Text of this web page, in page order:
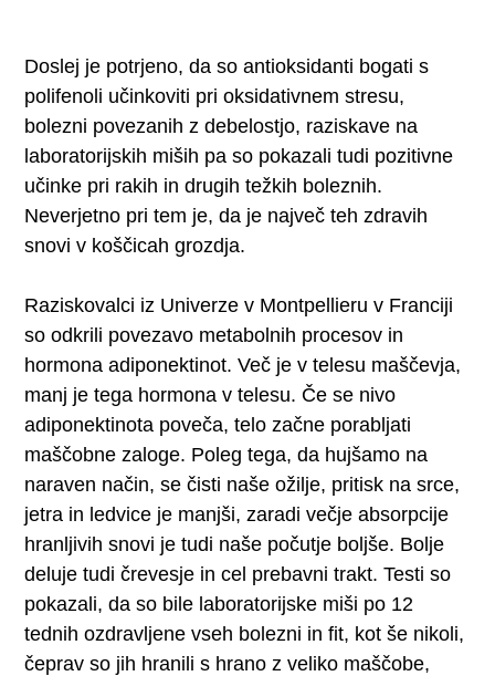
Doslej je potrjeno, da so antioksidanti bogati s
polifenoli učinkoviti pri oksidativnem stresu,
bolezni povezanih z debelostjo, raziskave na
laboratorijskih miših pa so pokazali tudi pozitivne
učinke pri rakih in drugih težkih boleznih.
Neverjetno pri tem je, da je največ teh zdravih
snovi v koščicah grozdja.
Raziskovalci iz Univerze v Montpellieru v Franciji
so odkrili povezavo metabolnih procesov in
hormona adiponektinot. Več je v telesu maščevja,
manj je tega hormona v telesu. Če se nivo
adiponektinota poveča, telo začne porabljati
maščobne zaloge. Poleg tega, da hujšamo na
naraven način, se čisti naše ožilje, pritisk na srce,
jetra in ledvice je manjši, zaradi večje absorpcije
hranljivih snovi je tudi naše počutje boljše. Bolje
deluje tudi črevesje in cel prebavni trakt. Testi so
pokazali, da so bile laboratorijske miši po 12
tednih ozdravljene vseh bolezni in fit, kot še nikoli,
čeprav so jih hranili s hrano z veliko maščobe,